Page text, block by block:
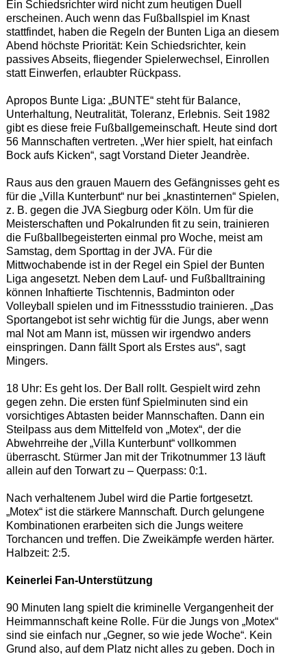
Ein Schiedsrichter wird nicht zum heutigen Duell
erscheinen. Auch wenn das Fußballspiel im Knast
stattfindet, haben die Regeln der Bunten Liga an diesem
Abend höchste Priorität: Kein Schiedsrichter, kein
passives Abseits, fliegender Spielerwechsel, Einrollen
statt Einwerfen, erlaubter Rückpass.
Apropos Bunte Liga: „BUNTE“ steht für Balance,
Unterhaltung, Neutralität, Toleranz, Erlebnis. Seit 1982
gibt es diese freie Fußballgemeinschaft. Heute sind dort
56 Mannschaften vertreten. „Wer hier spielt, hat einfach
Bock aufs Kicken“, sagt Vorstand Dieter Jeandrèe.
Raus aus den grauen Mauern des Gefängnisses geht es
für die „Villa Kunterbunt“ nur bei „knastinternen“ Spielen,
z. B. gegen die JVA Siegburg oder Köln. Um für die
Meisterschaften und Pokalrunden fit zu sein, trainieren
die Fußballbegeisterten einmal pro Woche, meist am
Samstag, dem Sporttag in der JVA. Für die
Mittwochabende ist in der Regel ein Spiel der Bunten
Liga angesetzt. Neben dem Lauf- und Fußballtraining
können Inhaftierte Tischtennis, Badminton oder
Volleyball spielen und im Fitnessstudio trainieren. „Das
Sportangebot ist sehr wichtig für die Jungs, aber wenn
mal Not am Mann ist, müssen wir irgendwo anders
einspringen. Dann fällt Sport als Erstes aus“, sagt
Mingers.
18 Uhr: Es geht los. Der Ball rollt. Gespielt wird zehn
gegen zehn. Die ersten fünf Spielminuten sind ein
vorsichtiges Abtasten beider Mannschaften. Dann ein
Steilpass aus dem Mittelfeld von „Motex“, der die
Abwehrreihe der „Villa Kunterbunt“ vollkommen
überrascht. Stürmer Jan mit der Trikotnummer 13 läuft
allein auf den Torwart zu – Querpass: 0:1.
Nach verhaltenem Jubel wird die Partie fortgesetzt.
„Motex“ ist die stärkere Mannschaft. Durch gelungene
Kombinationen erarbeiten sich die Jungs weitere
Torchancen und treffen. Die Zweikämpfe werden härter.
Halbzeit: 2:5.
Keinerlei Fan-Unterstützung
90 Minuten lang spielt die kriminelle Vergangenheit der
Heimmannschaft keine Rolle. Für die Jungs von „Motex“
sind sie einfach nur „Gegner, so wie jede Woche“. Kein
Grund also, auf dem Platz nicht alles zu geben. Doch in